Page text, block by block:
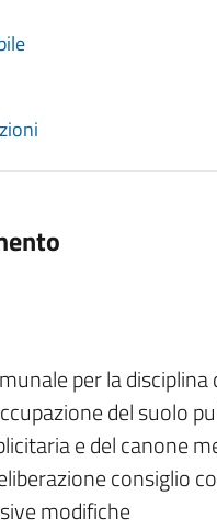
per la disciplina
del suolo
e del canone
consiglio
modifiche